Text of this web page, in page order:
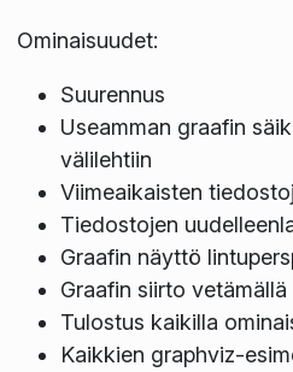
Ominaisuudet:
Suurennus
Useamman graafin
välilehtiin
Viimeaikaisten
Tiedostojen
Graafin näyttö
Graafin siirto vetämällä
Tulostus kaikilla
Kaikkien graphviz-